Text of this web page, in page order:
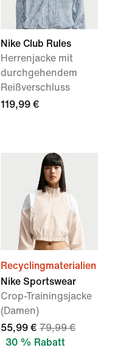
Nike Club Rules
Herrenjacke mit
durchgehendem
Reißverschluss
119,99 €
Recyclingmaterialien
Nike Sportswear
Crop-Trainingsjacke
(Damen)
55,99 € 79,99 €
30 % Rabatt